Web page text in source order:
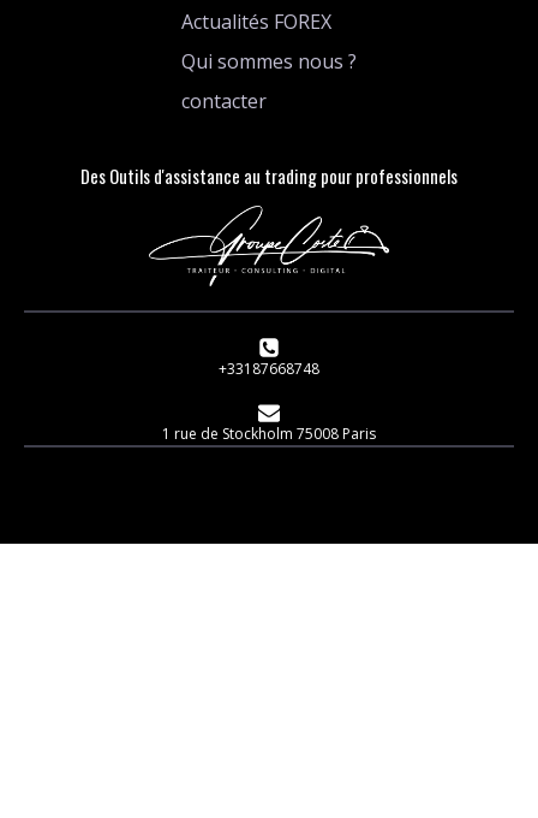
Actualités FOREX
Qui sommes nous ?
contacter
Des Outils d'assistance au trading pour professionnels
+33187668748
1 rue de Stockholm 75008 Paris